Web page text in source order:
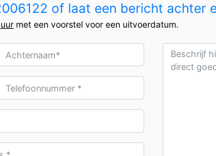
of laat een bericht achter
met een voorstel voor een uitvoerdatum.